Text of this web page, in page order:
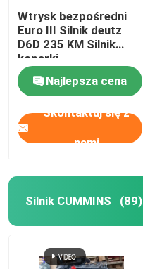
Wtrysk bezpośredni
Euro III Silnik deutz
D6D 235 KM Silnik
koparki
Najlepsza cena
Skontaktuj się z
nami
Silnik CUMMINS (89)